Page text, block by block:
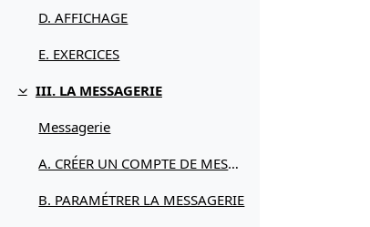
D. AFFICHAGE
E. EXERCICES
Replier
III. LA MESSAGERIE
Messagerie
A. CRÉER UN COMPTE DE MESSAGERIE
B. PARAMÉTRER LA MESSAGERIE